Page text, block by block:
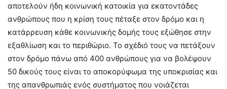
αποτελούν ήδη κοινωνική κατοικία για εκατοντάδες
ανθρώπους που η κρίση τους πέταξε στον δρόμο και η
κατάρρευση κάθε κοινωνικής δομής τους εξώθησε στην
εξαθλίωση και το περιθώριο. Το σχέδιό τους να πετάξουν
στον δρόμο πάνω από 400 ανθρώπους για να βολέψουν
50 δικούς τους είναι το αποκορύφωμα της υποκρισίας και
της απανθρωπιάς ενός συστήματος που νοιάζεται